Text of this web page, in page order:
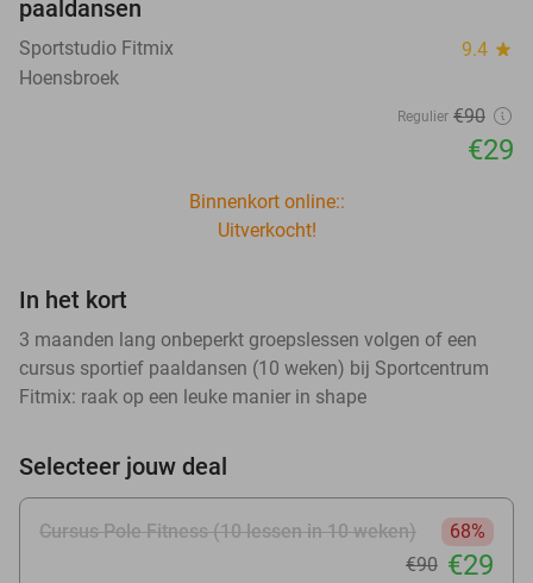
paaldansen
Sportstudio Fitmix 9.4 star
Hoensbroek
Regulier €90
€29
Binnenkort online::
Uitverkocht!
In het kort
3 maanden lang onbeperkt groepslessen volgen of een
cursus sportief paaldansen (10 weken) bij Sportcentrum
Fitmix: raak op een leuke manier in shape
Selecteer jouw deal
Cursus Pole Fitness (10 lessen in 10 weken)
68%
€90 €29